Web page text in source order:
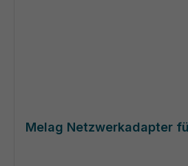
Melag Netzwerkadapter